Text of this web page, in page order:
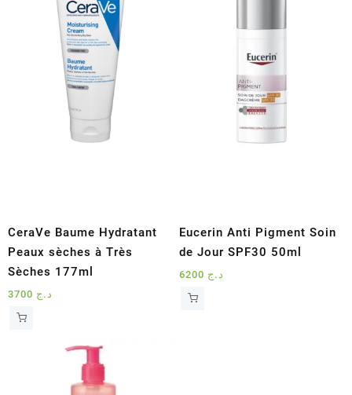
CeraVe Baume Hydratant
Peaux sèches à Très
Sèches 177ml
د.ج
Eucerin Anti Pigment Soin
de Jour SPF30 50ml
د.ج